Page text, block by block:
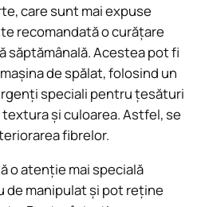
care sunt mai expuse
recomandată o curățare
săptămânală. Acestea pot fi
de spălat, folosind un
speciali pentru țesături
și culoarea. Astfel, se
fibrelor.
o atenție mai specială
de manipulat și pot reține